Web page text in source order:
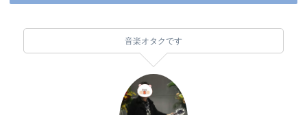
音楽オタクです